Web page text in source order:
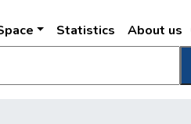
Statistics About us